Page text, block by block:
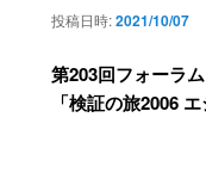
シ
ン
投稿日時:2021/10/07
第203回フォーラ
「検証の旅2006